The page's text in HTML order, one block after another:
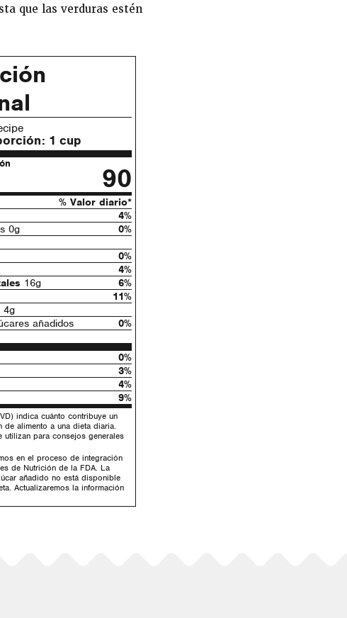
que las verduras estén
1 cup
90
% Valor diario*
4%
0g
0%
0%
4%
16g
6%
11%
4g
añadidos
0%
0%
3%
4%
9%
indica cuánto contribuye un
de alimento a una dieta diaria.
para consejos generales
en el proceso de integración
de Nutrición de la FDA. La
añadido no está disponible
Actualizaremos la información